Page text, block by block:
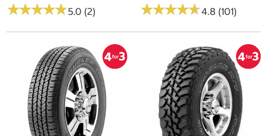
★★★★★
★★★★★5.0 (2) ★★★★★
★★★★★4.8 (101)